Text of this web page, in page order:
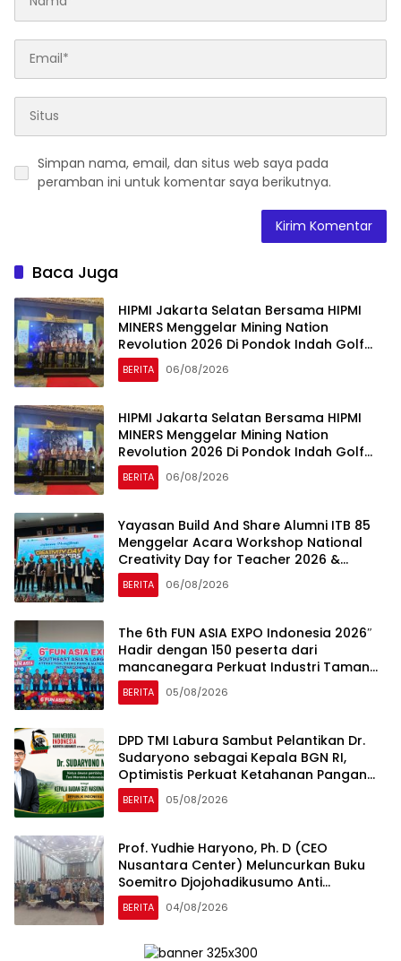
Simpan nama, email, dan situs web saya pada
peramban ini untuk komentar saya berikutnya.
Baca Juga
HIPMI Jakarta Selatan Bersama HIPMI
MINERS Menggelar Mining Nation
Revolution 2026 Di Pondok Indah Golf
Jakarta
BERITA 06/08/2026
HIPMI Jakarta Selatan Bersama HIPMI
MINERS Menggelar Mining Nation
Revolution 2026 Di Pondok Indah Golf
Jakarta
BERITA 06/08/2026
Yayasan Build And Share Alumni ITB 85
Menggelar Acara Workshop National
Creativity Day for Teacher 2026 &
Dibuka Resmi Pramono Anung (Gubernur
DKI Jakarta)
BERITA 06/08/2026
The 6th FUN ASIA EXPO Indonesia 2026″
Hadir dengan 150 peserta dari
mancanegara Perkuat Industri Taman
Rekreasi dan Ekosistem Pariwisata di
Tanah Air
BERITA 05/08/2026
DPD TMI Labura Sambut Pelantikan Dr.
Sudaryono sebagai Kepala BGN RI,
Optimistis Perkuat Ketahanan Pangan
dan Gizi Nasional
BERITA 05/08/2026
Prof. Yudhie Haryono, Ph. D (CEO
Nusantara Center) Meluncurkan Buku
Soemitro Djojohadikusumo Anti
Penjajahan yang dirangkaikan dengan
Simposium Nasional bertema “Urgensi
Nasional dan Kesejahteraan Sosial
BERITA 04/08/2026